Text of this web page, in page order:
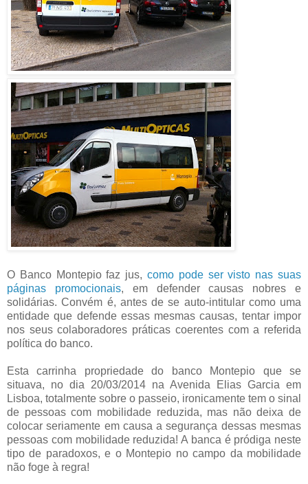
O Banco Montepio faz jus, como pode ser visto nas suas
páginas promocionais, em defender causas nobres e
solidárias. Convém é, antes de se auto-intitular como uma
entidade que defende essas mesmas causas, tentar impor
nos seus colaboradores práticas coerentes com a referida
política do banco.
Esta carrinha propriedade do banco Montepio que se
situava, no dia 20/03/2014 na Avenida Elias Garcia em
Lisboa, totalmente sobre o passeio, ironicamente tem o sinal
de pessoas com mobilidade reduzida, mas não deixa de
colocar seriamente em causa a segurança dessas mesmas
pessoas com mobilidade reduzida! A banca é pródiga neste
tipo de paradoxos, e o Montepio no campo da mobilidade
não foge à regra!